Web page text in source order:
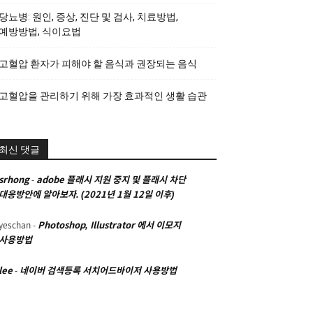
뇨병: 원인, 증상, 진단 및 검사, 치료방법,
방방법, 식이요법
혈압 환자가 피해야 할 음식과 권장되는 음식
혈압을 관리하기 위해 가장 효과적인 생활 습관
신 댓글
- adobe 플래시 지원 중지 및 플래시 차단
응방안에 알아보자. (2021년 1월 12일 이후)
- Photoshop, Illustrator 에서 이모지
용방법
- 네이버 검색등록 서치어드바이저 사용방법